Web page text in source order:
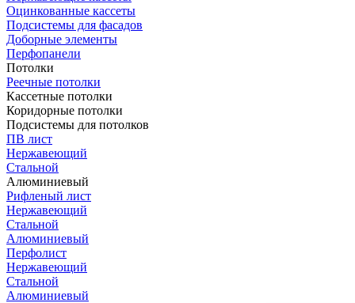
Оцинкованные кассеты
Подсистемы для фасадов
Доборные элементы
Перфопанели
Потолки
Реечные потолки
Кассетные потолки
Коридорные потолки
Подсистемы для потолков
ПВ лист
Нержавеющий
Стальной
Алюминиевый
Рифленый лист
Нержавеющий
Стальной
Алюминиевый
Перфолист
Нержавеющий
Стальной
Алюминиевый